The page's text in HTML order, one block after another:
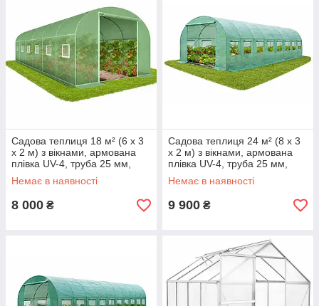
Садова теплиця 18 м² (6 х 3
х 2 м) з вікнами, армована
плівка UV-4, труба 25 мм,
Зелена (Польща)
Немає в наявності
8 000 ₴
Садова теплиця 24 м² (8 х 3
х 2 м) з вікнами, армована
плівка UV-4, труба 25 мм,
Польща
Немає в наявності
9 900 ₴